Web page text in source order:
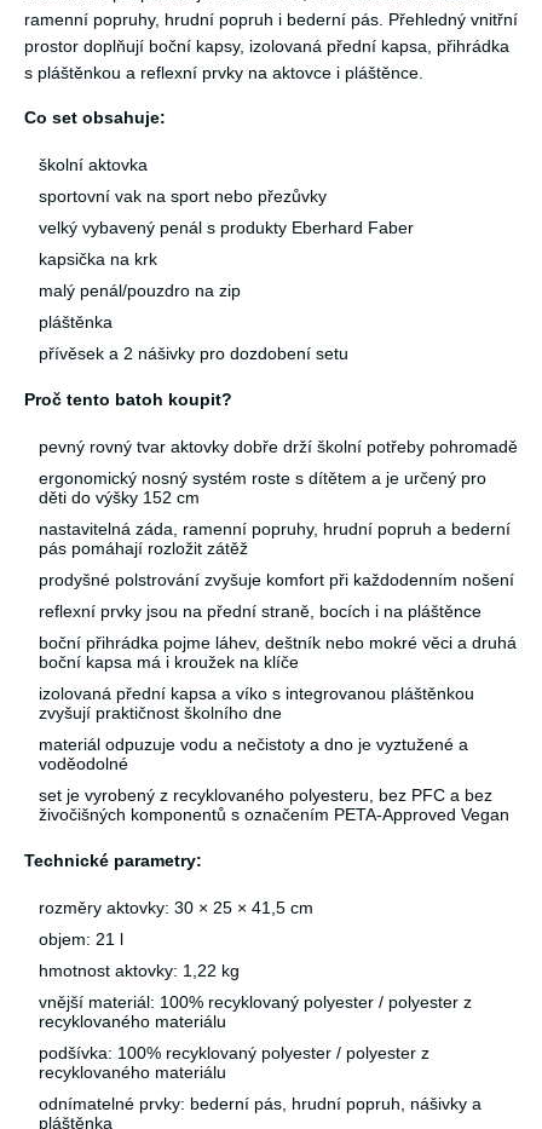
ramenní popruhy, hrudní popruh i bederní pás. Přehledný vnitřní
prostor doplňují boční kapsy, izolovaná přední kapsa, přihrádka
s pláštěnkou a reflexní prvky na aktovce i pláštěnce.
Co set obsahuje:
školní aktovka
sportovní vak na sport nebo přezůvky
velký vybavený penál s produkty Eberhard Faber
kapsička na krk
malý penál/pouzdro na zip
pláštěnka
přívěsek a 2 nášivky pro dozdobení setu
Proč tento batoh koupit?
pevný rovný tvar aktovky dobře drží školní potřeby pohromadě
ergonomický nosný systém roste s dítětem a je určený pro
děti do výšky 152 cm
nastavitelná záda, ramenní popruhy, hrudní popruh a bederní
pás pomáhají rozložit zátěž
prodyšné polstrování zvyšuje komfort při každodenním nošení
reflexní prvky jsou na přední straně, bocích i na pláštěnce
boční přihrádka pojme láhev, deštník nebo mokré věci a druhá
boční kapsa má i kroužek na klíče
izolovaná přední kapsa a víko s integrovanou pláštěnkou
zvyšují praktičnost školního dne
materiál odpuzuje vodu a nečistoty a dno je vyztužené a
voděodolné
set je vyrobený z recyklovaného polyesteru, bez PFC a bez
živočišných komponentů s označením PETA-Approved Vegan
Technické parametry:
rozměry aktovky: 30 × 25 × 41,5 cm
objem: 21 l
hmotnost aktovky: 1,22 kg
vnější materiál: 100% recyklovaný polyester / polyester z
recyklovaného materiálu
podšívka: 100% recyklovaný polyester / polyester z
recyklovaného materiálu
odnímatelné prvky: bederní pás, hrudní popruh, nášivky a
pláštěnka